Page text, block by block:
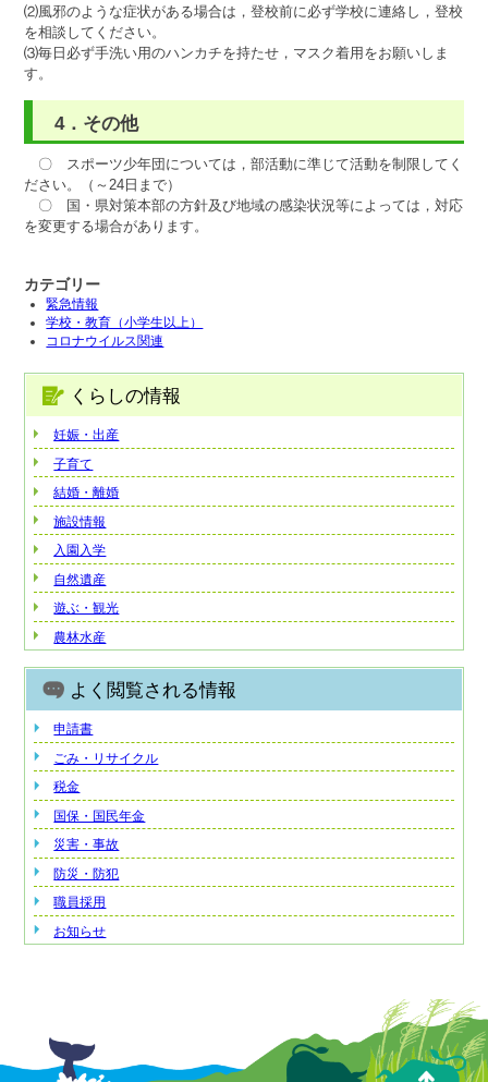
⑵風邪のような症状がある場合は，登校前に必ず学校に連絡し，登校
を相談してください。
⑶毎日必ず手洗い用のハンカチを持たせ，マスク着用をお願いしま
す。
4．その他
〇 スポーツ少年団については，部活動に準じて活動を制限してく
ださい。（～24日まで）
〇 国・県対策本部の方針及び地域の感染状況等によっては，対応
を変更する場合があります。
カテゴリー
緊急情報
学校・教育（小学生以上）
コロナウイルス関連
くらしの情報
妊娠・出産
子育て
結婚・離婚
施設情報
入園入学
自然遺産
遊ぶ・観光
農林水産
よく閲覧される情報
申請書
ごみ・リサイクル
税金
国保・国民年金
災害・事故
防災・防犯
職員採用
お知らせ